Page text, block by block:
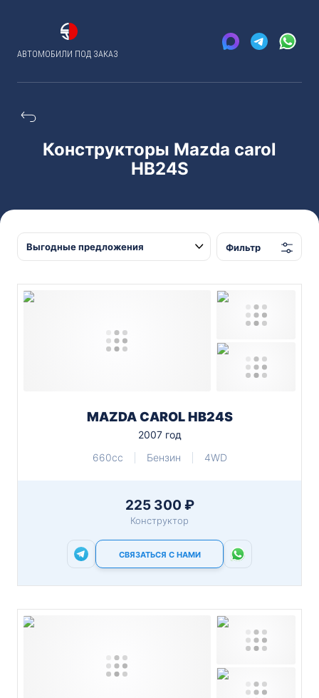
АВТОМОБИЛИ ПОД ЗАКАЗ
Конструкторы Mazda carol
HB24S
Фильтр
MAZDA CAROL HB24S
2007 год
660cc
Бензин 4WD
225 300 ₽
Конструктор
СВЯЗАТЬСЯ С НАМИ